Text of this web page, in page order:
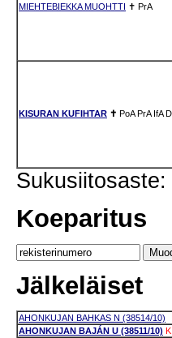
MIEHTEBIEKKA MUOHTTI ✝ PrA
KISURAN KUFIHTAR ✝ PoA PrA IfA
Koeparitus
Jälkeläiset
AHONKUJAN BAHKAS N (38514/10)
AHONKUJAN BAJÁN U (38511/10) K